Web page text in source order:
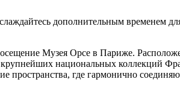
дополнительным временем для
Музея Орсе в Париже.
крупнейших национальных коллекций
пространства, где гармонично